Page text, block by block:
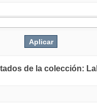
de la colección: